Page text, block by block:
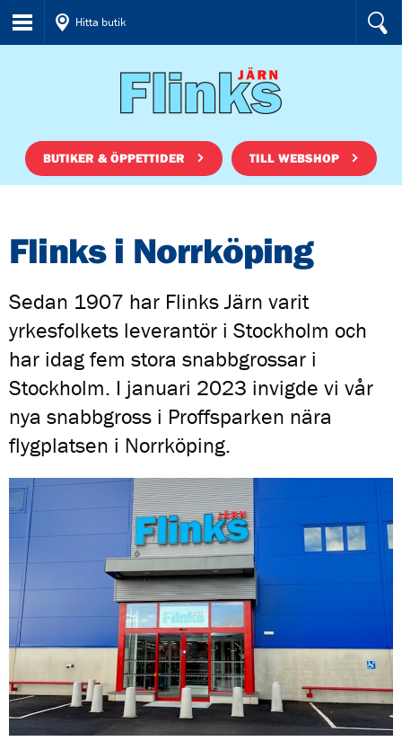
Hitta butik
BUTIKER & ÖPPETTIDER TILL WEBSHOP
Flinks i Norrköping
Sedan 1907 har Flinks Järn varit
yrkesfolkets leverantör i Stockholm och
har idag fem stora snabbgrossar i
Stockholm. I januari 2023 invigde vi vår
nya snabbgross i Proffsparken nära
flygplatsen i Norrköping.